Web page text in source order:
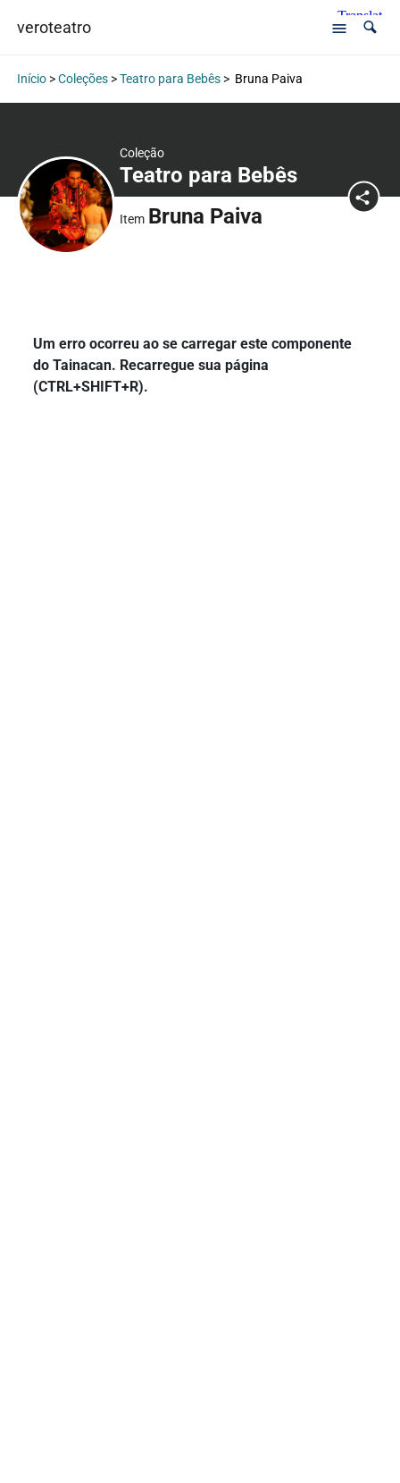
veroteatro
Início>Coleções>Teatro para Bebês> Bruna Paiva
Coleção
Teatro para Bebês
Item Bruna Paiva
Um erro ocorreu ao se carregar este componente
do Tainacan. Recarregue sua página
(CTRL+SHIFT+R).